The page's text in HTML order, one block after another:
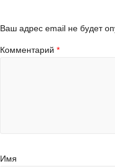
Ваш адрес email не будет
Комментарий*
Имя